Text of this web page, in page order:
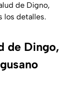
de Digno,
los detalles.
de Dingo,